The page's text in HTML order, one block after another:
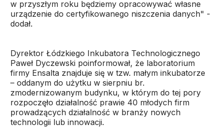
w przyszłym roku będziemy opracowywać własne
urządzenie do certyfikowanego niszczenia danych" -
dodał.
Dyrektor Łódzkiego Inkubatora Technologicznego
Paweł Dyczewski poinformował, że laboratorium
firmy Ensalta znajduje się w tzw. małym inkubatorze
– oddanym do użytku w sierpniu br.
zmodernizowanym budynku, w którym do tej pory
rozpoczęło działalność prawie 40 młodych firm
prowadzących działalność w branży nowych
technologii lub innowacji.